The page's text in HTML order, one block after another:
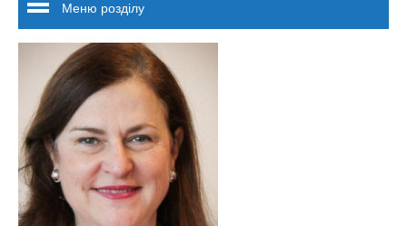
Меню розділу